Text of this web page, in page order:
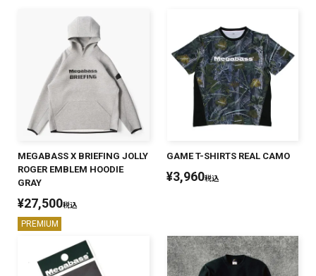
MEGABASS X BRIEFING JOLLY
ROGER EMBLEM HOODIE
GRAY
¥27,500税込
PREMIUM
GAME T-SHIRTS REAL CAMO
¥3,960税込